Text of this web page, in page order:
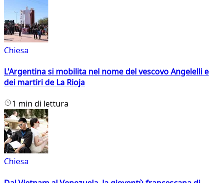
Chiesa
L'Argentina si mobilita nel nome del vescovo Angelelli e
dei martiri de La Rioja
1 min di lettura
Chiesa